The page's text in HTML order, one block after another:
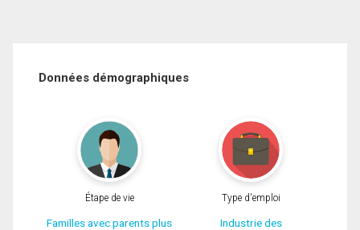
Données démographiques
Étape de vie
Familles avec parents plus
Type d'emploi
Industrie des